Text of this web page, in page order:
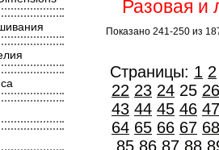
Разовая и
Показано 241-250 из
Страницы: 1 2
22 23 24 25 26
43 44 45 46 47
64 65 66 67 68
85 86 87 88